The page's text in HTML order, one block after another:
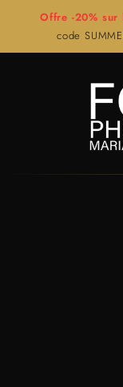
Offre -20% sur
code